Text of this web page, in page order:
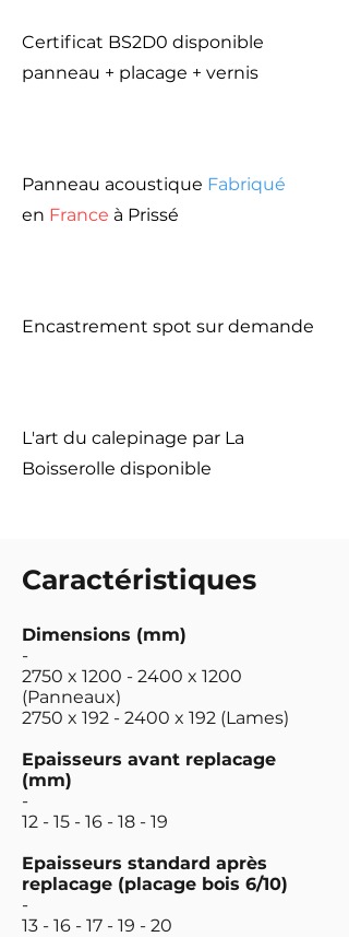
Certificat BS2D0 disponible
panneau + placage + vernis
Panneau acoustique Fabriqué
en France à Prissé
Encastrement spot sur demande
L'art du calepinage par La
Boisserolle disponible
Caractéristiques
Dimensions (mm)
-
2750 x 1200 - 2400 x 1200
(Panneaux)
2750 x 192 - 2400 x 192 (Lames)
Epaisseurs avant replacage
(mm)
-
12 - 15 - 16 - 18 - 19
Epaisseurs standard après
replacage (placage bois 6/10)
-
13 - 16 - 17 - 19 - 20